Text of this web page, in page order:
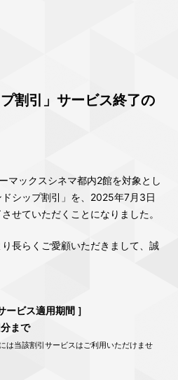
割引」サービス終了の
マックスシネマ都内2館を対象とし
シップ割引」を、2025年7月3日
せていただくことになりました。
長らくご愛顧いただきまして、誠
ービス適用期間 ］
まで
は当該割引サービスはご利用いただけませ